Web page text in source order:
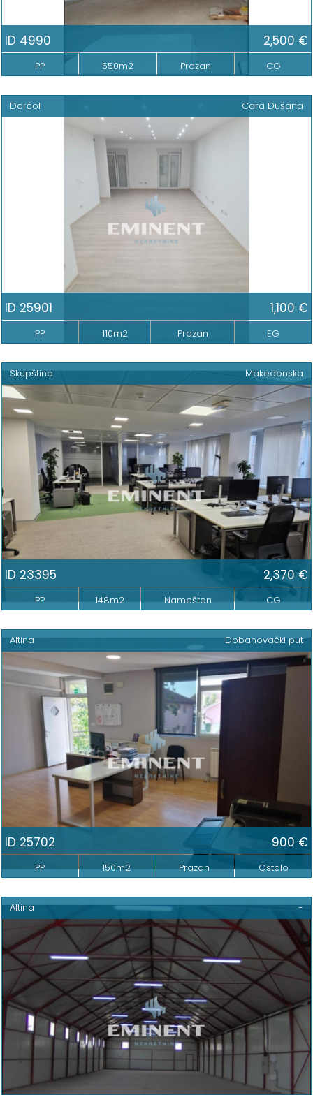
ID 4990 2,500 €
PP 550m2 Prazan CG
Dorćol Cara Dušana
ID 25901 1,100 €
PP 110m2 Prazan EG
Skupština Makedonska
ID 23395 2,370 €
PP 148m2 Namešten CG
Altina Dobanovački put
ID 25702 900 €
PP 150m2 Prazan Ostalo
Altina -